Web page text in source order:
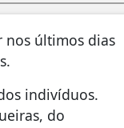
nos últimos dias
indivíduos.
do